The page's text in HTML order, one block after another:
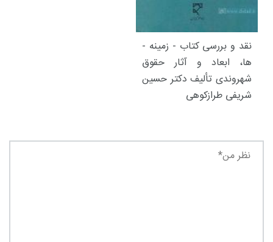
نقد و بررسی کتاب - زمینه ­
ها، ابعاد و آثار حقوق
شهروندی تألیف دکتر حسین
شریفی طرازکوهی